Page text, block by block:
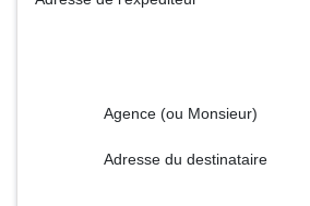
Agence (ou Monsieur)
Adresse du destinataire